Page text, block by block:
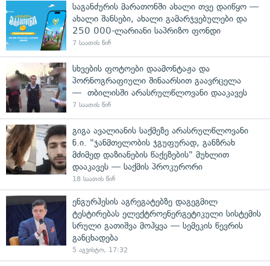
საგანძურის მარათონში ახალი თვე დაიწყო —
ახალი შანსები, ახალი გამარჯვებულები და
250 000-ლარიანი საპრიზო ფონდი
7 საათის წინ
სხვების ფოტოები დაამონტაჟა და
პორნოგრაფიული შინაარსით გაავრცელა
— თბილისში არასრულწლოვანი დააკავეს
7 საათის წინ
გიგა ავალიანის საქმეზე არასრულწლოვანი
ნ.ი. "ჯანმთელობის ჯგუფურად, განზრახ
მძიმედ დაზიანების წაქეზების" მუხლით
დააკავეს — საქმის პროკურორი
18 საათის წინ
ენგურჰესის აგრეგატებზე დაგეგმილ
ტესტირებას ელექტროენერგეტიკული სისტემის
სრული გათიშვა მოჰყვა — სემეკის წევრის
განცხადება
5 აგვისტო, 17:32